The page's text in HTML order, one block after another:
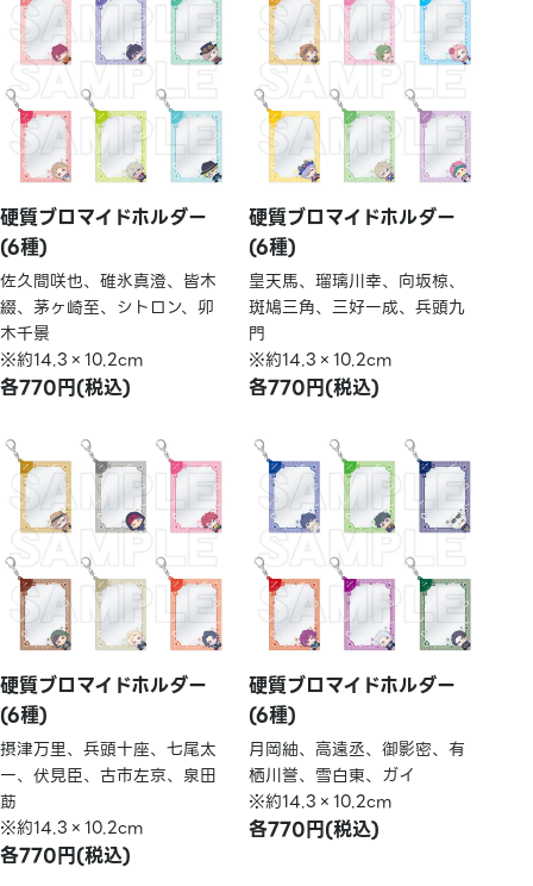
硬質ブロマイドホルダー
(6種)
佐久間咲也、碓氷真澄、皆木
綴、茅ヶ崎至、シトロン、卯
木千景
※約14.3×10.2cm
各770円(税込)
硬質ブロマイドホルダー
(6種)
皇天馬、瑠璃川幸、向坂椋、
斑鳩三角、三好一成、兵頭九
門
※約14.3×10.2cm
各770円(税込)
硬質ブロマイドホルダー
(6種)
摂津万里、兵頭十座、七尾太
一、伏見臣、古市左京、泉田
莇
※約14.3×10.2cm
各770円(税込)
硬質ブロマイドホルダー
(6種)
月岡紬、高遠丞、御影密、有
栖川誉、雪白東、ガイ
※約14.3×10.2cm
各770円(税込)